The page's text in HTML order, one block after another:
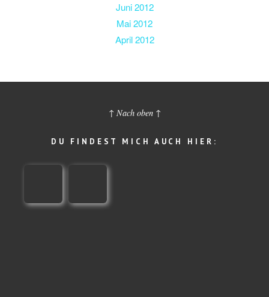
Juni 2012
Mai 2012
April 2012
↑ Nach oben ↑
DU FINDEST MICH AUCH HIER: